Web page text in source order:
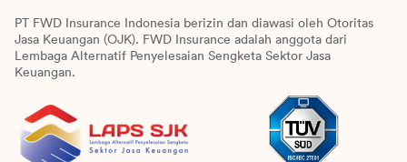
PT FWD Insurance Indonesia berizin dan diawasi oleh Otoritas
Jasa Keuangan (OJK). FWD Insurance adalah anggota dari
Lembaga Alternatif Penyelesaian Sengketa Sektor Jasa
Keuangan.